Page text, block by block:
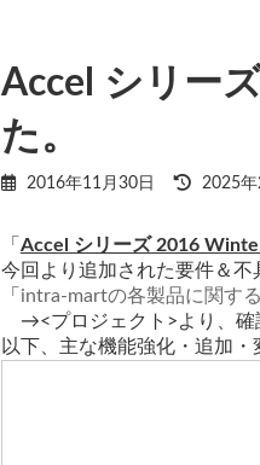
Accel シリー
た。
2016年11月30日
最
新
日
時
:
2025年
「 Accel シリーズ 2016
今回より追加された要件＆
「 intra-martの各製品に関す
→<プロジェクト>より、確
以下、主な機能強化・追加